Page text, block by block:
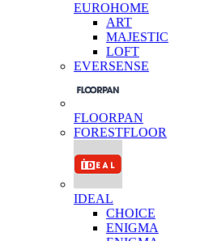
EUROHOME
ART
MAJESTIC
LOFT
EVERSENSE
FLOORPAN
FORESTFLOOR
IDEAL
CHOICE
ENIGMA